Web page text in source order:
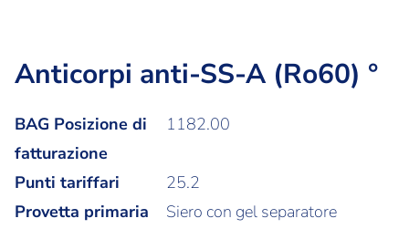
Anticorpi anti-SS-A (Ro60) °
BAG Posizione di
fatturazione
1182.00
Punti tariffari
25.2
Provetta primaria
Siero con gel separatore